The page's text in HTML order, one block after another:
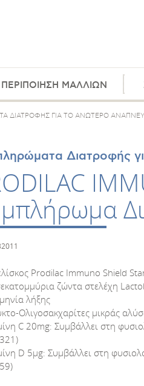
ΠΕΡΙΠΟΙΗΣΗ ΜΑΛΛΙΩΝ
ΔΙΑΤΡΟΦΗΣ ΓΙΑ ΤΟ ΑΝΩΤΕΡΟ
Διατροφής
Prodilac Immuno Shield
ζώντα στελέχη
λήξης
Ολιγοσακχαρίτες μικράς
C 20mg: Συμβάλλει στη
D 5μg: Συμβάλλει στη